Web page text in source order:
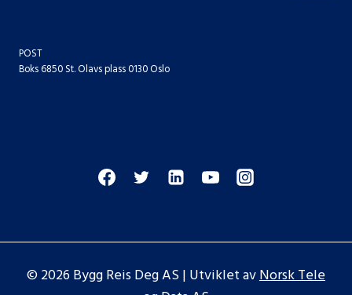
POST
Boks 6850 St. Olavs plass 0130 Oslo
© 2026 Bygg Reis Deg AS | Utviklet avNorsk Tele